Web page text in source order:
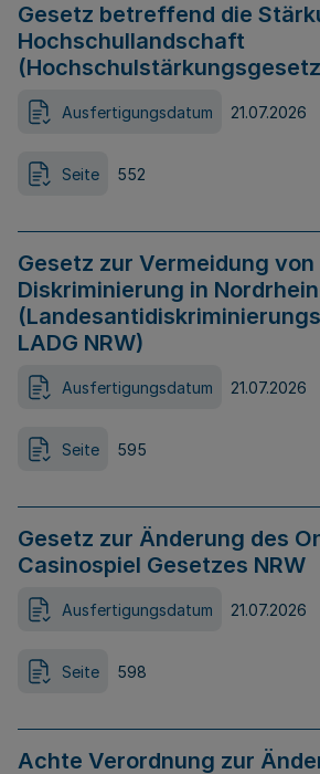
Gesetz betreffend die
Hochschullandschaft
Ausfertigungsdatum 21.07.2026
Seite 552
Gesetz zur Vermeidung von
Diskriminierung in
LADG NRW)
Ausfertigungsdatum 21.07.2026
Seite 595
Gesetz zur Änderung des
Casinospiel Gesetzes NRW
Ausfertigungsdatum 21.07.2026
Seite 598
Achte Verordnung zur